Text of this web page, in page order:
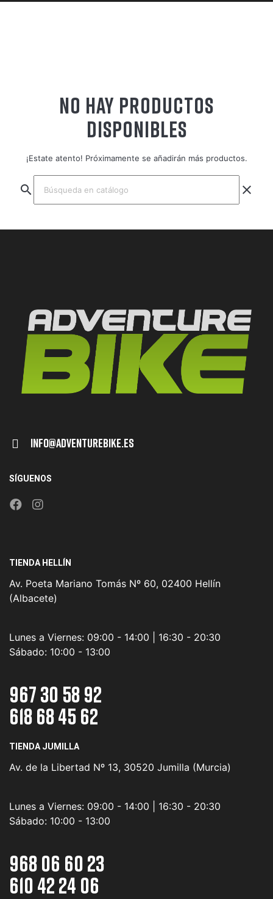
NO HAY PRODUCTOS
DISPONIBLES
¡Estate atento! Próximamente se añadirán más productos.
search clear
Info@adventurebike.es
SÍGUENOS
TIENDA HELLÍN
Av. Poeta Mariano Tomás Nº 60, 02400 Hellín
(Albacete)
Lunes a Viernes: 09:00 - 14:00 | 16:30 - 20:30
Sábado: 10:00 - 13:00
967 30 58 92
618 68 45 62
TIENDA JUMILLA
Av. de la Libertad Nº 13, 30520 Jumilla (Murcia)
Lunes a Viernes: 09:00 - 14:00 | 16:30 - 20:30
Sábado: 10:00 - 13:00
968 06 60 23
610 42 24 06